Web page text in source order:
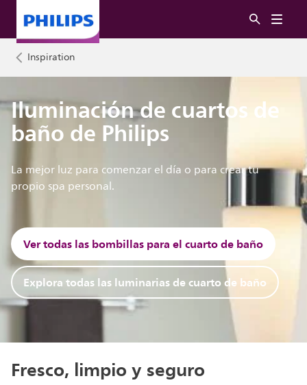
Inspiration
Iluminación de cuartos de
baño de Philips
La mejor luz para comenzar el día o para crear tu
propio spa personal.
Ver todas las bombillas para el cuarto de baño
Explora todas las luminarias de cuarto de baño
Fresco, limpio y seguro